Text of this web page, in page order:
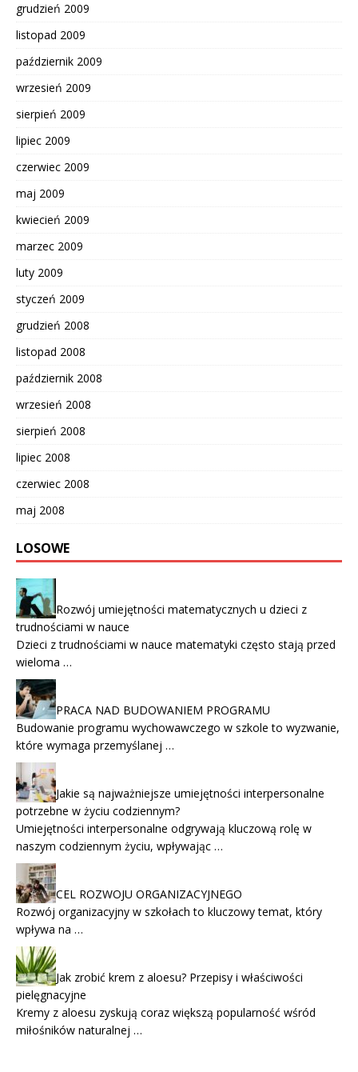
grudzień 2009
listopad 2009
październik 2009
wrzesień 2009
sierpień 2009
lipiec 2009
czerwiec 2009
maj 2009
kwiecień 2009
marzec 2009
luty 2009
styczeń 2009
grudzień 2008
listopad 2008
październik 2008
wrzesień 2008
sierpień 2008
lipiec 2008
czerwiec 2008
maj 2008
LOSOWE
Rozwój umiejętności matematycznych u dzieci z
trudnościami w nauce
Dzieci z trudnościami w nauce matematyki często stają przed
wieloma …
PRACA NAD BUDOWANIEM PROGRAMU
Budowanie programu wychowawczego w szkole to wyzwanie,
które wymaga przemyślanej …
Jakie są najważniejsze umiejętności interpersonalne
potrzebne w życiu codziennym?
Umiejętności interpersonalne odgrywają kluczową rolę w
naszym codziennym życiu, wpływając …
CEL ROZWOJU ORGANIZACYJNEGO
Rozwój organizacyjny w szkołach to kluczowy temat, który
wpływa na …
Jak zrobić krem z aloesu? Przepisy i właściwości
pielęgnacyjne
Kremy z aloesu zyskują coraz większą popularność wśród
miłośników naturalnej …